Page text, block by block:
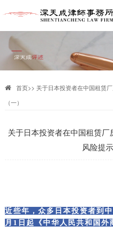
首页>> 关于日本投资者在中国租赁
（一）
关于日本投资者在中国租赁
风险提
近些年，众多日本投资者到
月1日起《中华人民共和国